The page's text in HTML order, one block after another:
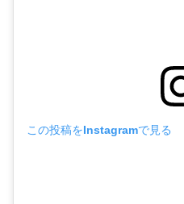
この投稿をInstagramで見る